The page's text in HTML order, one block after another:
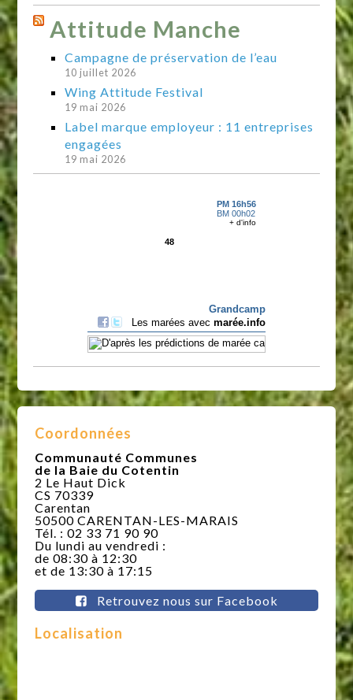
Attitude Manche
Campagne de préservation de l’eau
10 juillet 2026
Wing Attitude Festival
19 mai 2026
Label marque employeur : 11 entreprises
engagées
19 mai 2026
Coordonnées
Communauté Communes
de la Baie du Cotentin
2 Le Haut Dick
CS 70339
Carentan
50500 CARENTAN-LES-MARAIS
Tél. : 02 33 71 90 90
Du lundi au vendredi :
de 08:30 à 12:30
et de 13:30 à 17:15
Retrouvez nous sur Facebook
Localisation